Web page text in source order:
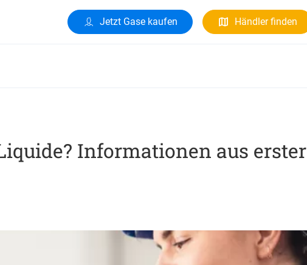
Jetzt Gase kaufen Händler finden
Informationen aus erster